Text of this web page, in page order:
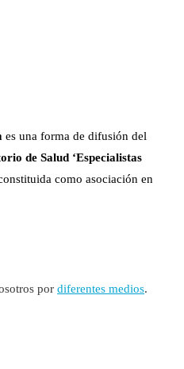
es una forma de difusión del
de Salud ‘Especialistas
como asociación en
por diferentes medios.